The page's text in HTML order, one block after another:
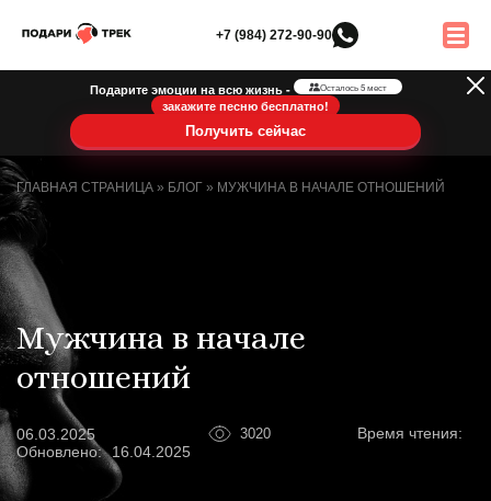
+7 (984) 272-90-90
Подарите эмоции на всю жизнь - Осталось 5 мест
закажите песню бесплатно!
Получить сейчас
ГЛАВНАЯ СТРАНИЦА » БЛОГ » МУЖЧИНА В НАЧАЛЕ ОТНОШЕНИЙ
Мужчина в начале
отношений
06.03.2025 3020
Время чтения:
Обновлено: 16.04.2025